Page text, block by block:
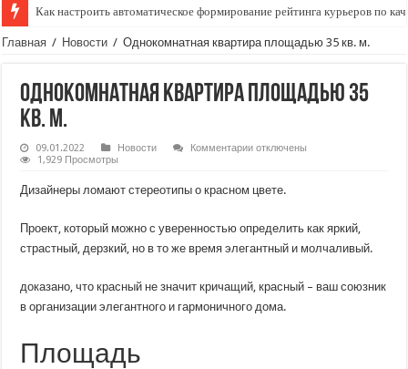
Как настроить автоматическое формирование рейтинга курьеров по
Главная / Новости / Однокомнатная квартира площадью 35 кв. м.
Однокомнатная квартира площадью 35
кв. м.
09.01.2022 Новости Комментариик
площадью
м.
отключены
1,929 Просмотры
Дизайнеры ломают стереотипы о красном цвете.
Проект, который можно с уверенностью определить как яркий,
страстный, дерзкий, но в то же время элегантный и молчаливый.
доказано, что красный не значит кричащий, красный – ваш союзник
в организации элегантного и гармоничного дома.
Площадь